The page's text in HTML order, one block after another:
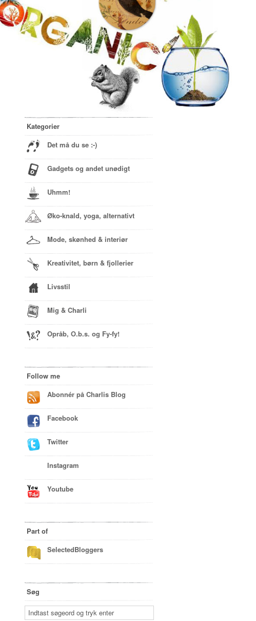
Kategorier
Det må du se :-)
Gadgets og andet unødigt
Uhmm!
Øko-knald, yoga, alternativt
Mode, skønhed & interiør
Kreativitet, børn & fjollerier
Livsstil
Mig & Charli
Opråb, O.b.s. og Fy-fy!
Follow me
Abonnér på Charlis Blog
Facebook
Twitter
Instagram
Youtube
Part of
SelectedBloggers
Søg